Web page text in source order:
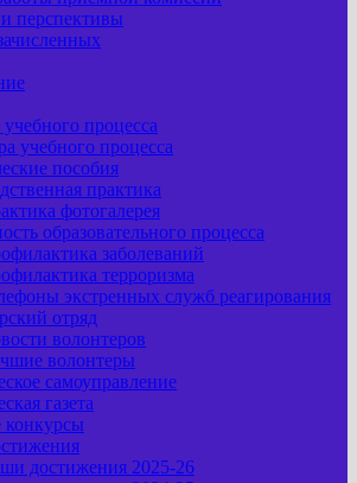
перспективы
процесса
учебного процесса
пособия
практика
фотогалерея
образовательного процесса
заболеваний
терроризма
экстренных служб реагирования
отряд
волонтеров
волонтеры
самоуправление
газета
достижения 2025-26